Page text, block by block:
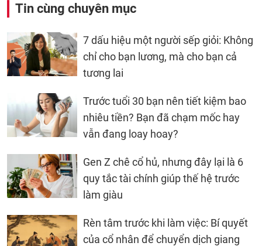
Tin cùng chuyên mục
7 dấu hiệu một người sếp giỏi: Không
chỉ cho bạn lương, mà cho bạn cả
tương lai
Trước tuổi 30 bạn nên tiết kiệm bao
nhiêu tiền? Bạn đã chạm mốc hay
vẫn đang loay hoay?
Gen Z chê cổ hủ, nhưng đây lại là 6
quy tắc tài chính giúp thế hệ trước
làm giàu
Rèn tâm trước khi làm việc: Bí quyết
của cổ nhân để chuyển dịch giang